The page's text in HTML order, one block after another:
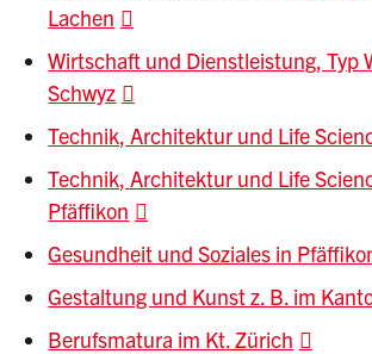
Lachen
Wirtschaft und Dienstleistung, Typ
Schwyz
Technik, Architektur und Life
Technik, Architektur und Life
Pfäffikon
Gesundheit und Soziales in
Gestaltung und Kunst z. B. im
Berufsmatura im Kt. Zürich